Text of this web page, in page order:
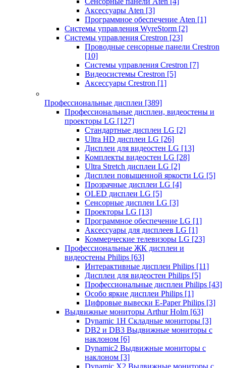
Аксессуары Aten [3]
Программное обеспечение Aten [1]
Системы управления WyreStorm [2]
Системы управления Crestron [23]
Проводные сенсорные панели Crestron
[10]
Системы управления Crestron [7]
Видеосистемы Crestron [5]
Аксессуары Crestron [1]
Профессиональные дисплеи [389]
Профессиональные дисплеи, видеостены и
проекторы LG [127]
Стандартные дисплеи LG [2]
Ultra HD дисплеи LG [26]
Дисплеи для видеостен LG [13]
Комплекты видеостен LG [28]
Ultra Stretch дисплеи LG [2]
Дисплеи повышенной яркости LG [5]
Прозрачные дисплеи LG [4]
OLED дисплеи LG [5]
Сенсорные дисплеи LG [3]
Проекторы LG [13]
Программное обеспечение LG [1]
Аксессуары для дисплеев LG [1]
Коммерческие телевизоры LG [23]
Профессиональные ЖК дисплеи и
видеостены Philips [63]
Интерактивные дисплеи Philips [11]
Дисплеи для видеостен Philips [5]
Профессиональные дисплеи Philips [43]
Особо яркие дисплеи Philips [1]
Цифровые вывески E-Paper Philips [3]
Выдвижные мониторы Arthur Holm [63]
Dynamic 1Н Складные мониторы [3]
DB2 и DB3 Выдвижные мониторы с
наклоном [6]
Dynamic2 Выдвижные мониторы с
наклоном [3]
Dynamic X2 Выдвижные мониторы с